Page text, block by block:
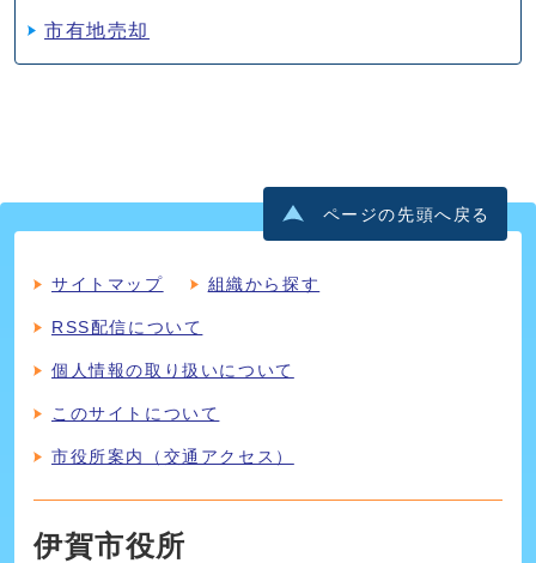
市有地売却
ページの先頭へ戻る
サイトマップ 組織から探す
RSS配信について
個人情報の取り扱いについて
このサイトについて
市役所案内（交通アクセス）
伊賀市役所